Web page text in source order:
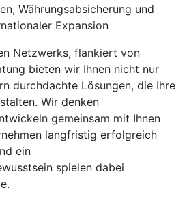
Währungsabsicherung und
Expansion
Netzwerks, flankiert von
bieten wir Ihnen nicht nur
durchdachte Lösungen, die Ihre
Wir denken
gemeinsam mit Ihnen
langfristig erfolgreich
ein
spielen dabei